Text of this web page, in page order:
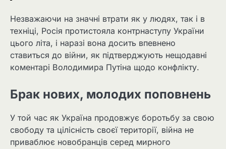
Незважаючи на значні втрати як у людях, так і в
техніці, Росія протистояла контрнаступу України
цього літа, і наразі вона досить впевнено
ставиться до війни, як підтверджують нещодавні
коментарі Володимира Путіна щодо конфлікту.
Брак нових, молодих поповнень
У той час як Україна продовжує боротьбу за свою
свободу та цілісність своєї території, війна не
приваблює новобранців серед мирного